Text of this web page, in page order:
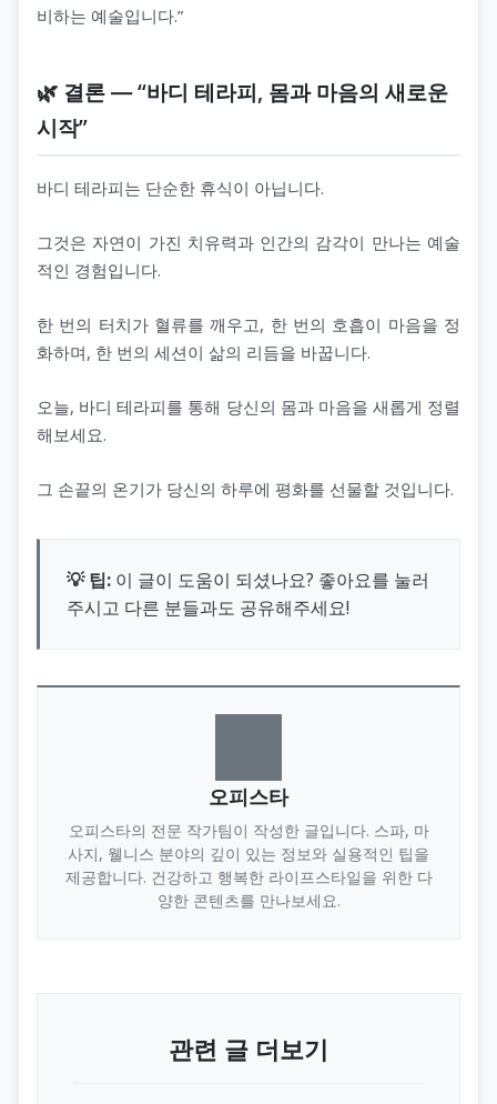
비하는 예술입니다.”
🌿 결론 ― “바디 테라피, 몸과 마음의 새로운
시작”
바디 테라피는 단순한 휴식이 아닙니다.
그것은 자연이 가진 치유력과 인간의 감각이 만나는 예술
적인 경험입니다.
한 번의 터치가 혈류를 깨우고, 한 번의 호흡이 마음을 정
화하며, 한 번의 세션이 삶의 리듬을 바꿉니다.
오늘, 바디 테라피를 통해 당신의 몸과 마음을 새롭게 정렬
해보세요.
그 손끝의 온기가 당신의 하루에 평화를 선물할 것입니다.
💡 팁: 이 글이 도움이 되셨나요? 좋아요를 눌러
주시고 다른 분들과도 공유해주세요!
오피스타
오피스타의 전문 작가팀이 작성한 글입니다. 스파, 마
사지, 웰니스 분야의 깊이 있는 정보와 실용적인 팁을
제공합니다. 건강하고 행복한 라이프스타일을 위한 다
양한 콘텐츠를 만나보세요.
관련 글 더보기